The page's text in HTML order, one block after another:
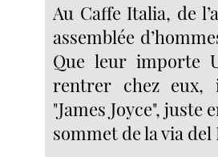
Au Caffe Italia, de
assemblée
Que leur importe
rentrer chez eux,
"James Joyce",
sommet de la via del